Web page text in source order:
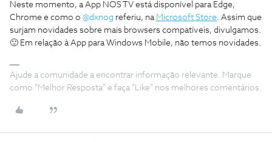
Neste momento, a App NOS TV está disponível para Edge,
Chrome e como o @dxnog referiu, na Microsoft Store. Assim que
surjam novidades sobre mais browsers compatíveis, divulgamos.
🙂 Em relação à App para Windows Mobile, não temos novidades.
Ajude a comunidade a encontrar informação relevante. Marque
como "Melhor Resposta" e faça "Like" nos melhores comentários.